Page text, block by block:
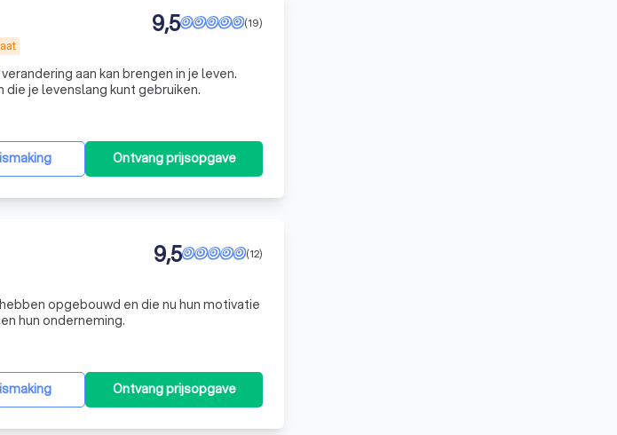
(19)
9,5
aan kan brengen in je leven.
je levenslang kunt gebruiken.
Ontvang prijsopgave
(12)
9,5
opgebouwd en die nu hun motivatie
hun onderneming.
Ontvang prijsopgave